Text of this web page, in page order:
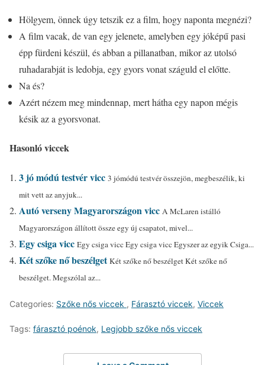
Hölgyem, önnek úgy tetszik ez a film, hogy naponta megnézi?
A film vacak, de van egy jelenete, amelyben egy jóképű pasi
épp fürdeni készül, és abban a pillanatban, mikor az utolsó
ruhadarabját is ledobja, egy gyors vonat száguld el előtte.
Na és?
Azért nézem meg mindennap, mert hátha egy napon mégis
késik az a gyorsvonat.
Hasonló viccek
3 jó módú testvér vicc 3 jómódú testvér összejön, megbeszélik, ki
mit vett az anyjuk...
Autó verseny Magyarországon vicc A McLaren istálló
Magyarországon állított össze egy új csapatot, mivel...
Egy csiga vicc Egy csiga vicc Egy csiga vicc Egyszer az egyik Csiga...
Két szőke nő beszélget Két szőke nő beszélget Két szőke nő
beszélget. Megszólal az...
Categories: Szőke nős viccek , Fárasztó viccek, Viccek
Tags: fárasztó poénok, Legjobb szőke nős viccek